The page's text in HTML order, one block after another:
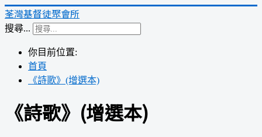
荃灣基督徒聚會所
搜尋...
你目前位置:
首頁
《詩歌》(增選本)
《詩歌》(增選本)